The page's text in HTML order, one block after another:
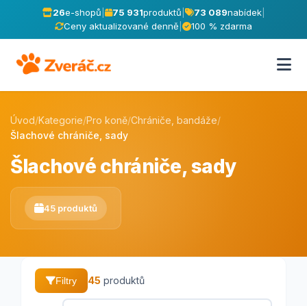
26e-shopů 75 931produktů 73 089nabídek|
Ceny aktualizované denně
100 % zdarma
Úvod/Kategorie/Pro koně/Chrániče, bandáže/
Šlachové chrániče, sady
Šlachové chrániče, sady
45 produktů
Filtry 45 produktů